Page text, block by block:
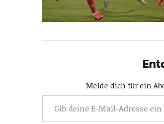
Melde dich für ein